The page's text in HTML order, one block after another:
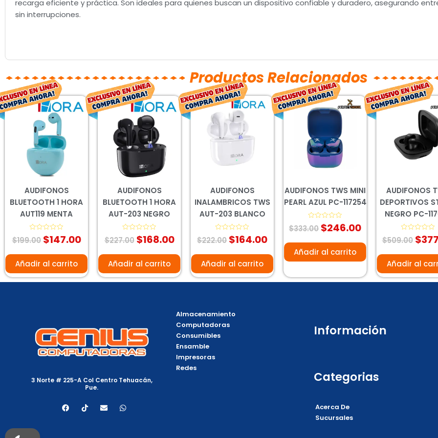
recarga eficiente y práctica. Son ideales para quienes buscan un dispositivo confiable y duradero, asegurando
sin interrupciones.
Productos Relacionados
AUDIFONOS
BLUETOOTH 1 HORA
AUT119 MENTA
Valorado
con
de
$199.00
El
precio
original
era:
$199.00.
$147.00
El
precio
$147.00.
Añadir al carrito
AUDIFONOS
BLUETOOTH 1 HORA
AUT-203 NEGRO
Valorado
con
de
$227.00
El
precio
original
era:
$227.00.
$168.00
El
precio
Añadir al carrito
AUDIFONOS
INALAMBRICOS TWS
AUT-203 BLANCO
Valorado
con
de
$222.00
El
precio
original
era:
$222.00.
$164.00
El
precio
$164.00.
Añadir al carrito
AUDIFONOS TWS MINI
PEARL AZUL PC-117254
Valorado
con
de
$333.00
El
precio
original
era:
$333.00.
$246.00
El
precio
$246.00.
Añadir al carrito
AUDIFONOS
DEPORTIVOS
NEGRO PC-
Valorado
con
de
$509.00
El
era:
$
Añadir al
3 Norte # 225-A Col Centro Tehuacán,
Pue.
F
a
T
i
E
n
W
h
Almacenamiento
Computadoras
Consumibles
Ensamble
Impresoras
Redes
Información
Categorias
Acerca De
Sucursales